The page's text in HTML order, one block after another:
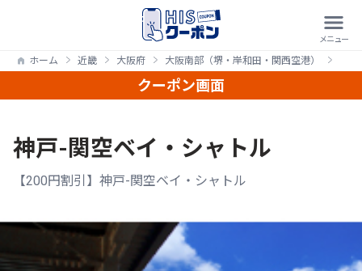
ホーム 近畿 大阪府 大阪南部（堺・岸和田・関西空港）
クーポン画面
神戸-関空ベイ・シャトル
【200円割引】神戸-関空ベイ・シャトル